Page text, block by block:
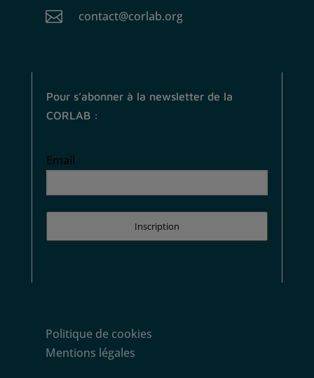
 contact@corlab.org
Pour s’abonner à la newsletter de la
CORLAB :
Email
Inscription
Politique de cookies
Mentions légales